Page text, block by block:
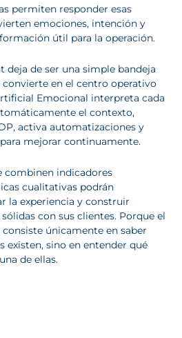
permiten responder esas
emociones, intención y
útil para la operación.
deja de ser una simple bandeja
convierte en el centro operativo
Emocional interpreta cada
el contexto,
activa automatizaciones y
mejorar continuamente.
combinen indicadores
cualitativas podrán
la experiencia y construir
con sus clientes. Porque el
únicamente en saber
existen, sino en entender qué
de ellas.